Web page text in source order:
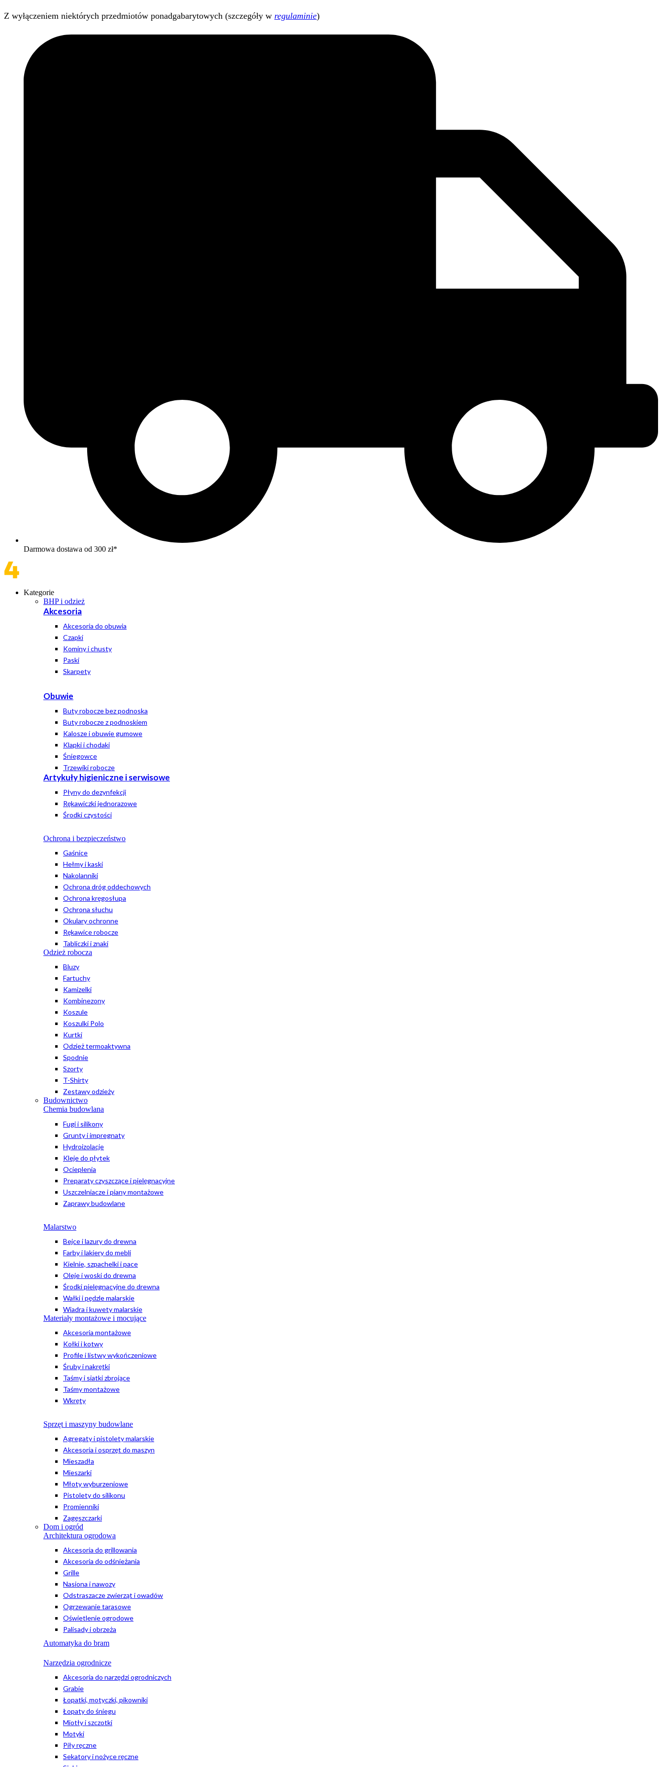
Z wyłączeniem niektórych przedmiotów ponadgabarytowych (szczegóły w regulaminie)
Darmowa dostawa od 300 zł*
Kategorie
BHP i odzież
Akcesoria
Akcesoria do obuwia
Czapki
Kominy i chusty
Paski
Skarpety
Obuwie
Buty robocze bez podnoska
Buty robocze z podnoskiem
Kalosze i obuwie gumowe
Klapki i chodaki
Śniegowce
Trzewiki robocze
Artykuły higieniczne i serwisowe
Płyny do dezynfekcji
Rękawiczki jednorazowe
Środki czystości
Ochrona i bezpieczeństwo
Gaśnice
Hełmy i kaski
Nakolanniki
Ochrona dróg oddechowych
Ochrona kręgosłupa
Ochrona słuchu
Okulary ochronne
Rękawice robocze
Tabliczki i znaki
Odzież robocza
Bluzy
Fartuchy
Kamizelki
Kombinezony
Koszule
Koszulki Polo
Kurtki
Odzież termoaktywna
Spodnie
Szorty
T-Shirty
Zestawy odzieży
Budownictwo
Chemia budowlana
Fugi i silikony
Grunty i impregnaty
Hydroizolacje
Kleje do płytek
Ocieplenia
Preparaty czyszczące i pielęgnacyjne
Uszczelniacze i piany montażowe
Zaprawy budowlane
Malarstwo
Bejce i lazury do drewna
Farby i lakiery do mebli
Kielnie, szpachelki i pace
Oleje i woski do drewna
Środki pielęgnacyjne do drewna
Wałki i pędzle malarskie
Wiadra i kuwety malarskie
Materiały montażowe i mocujące
Akcesoria montażowe
Kołki i kotwy
Profile i listwy wykończeniowe
Śruby i nakrętki
Taśmy i siatki zbrojące
Taśmy montażowe
Wkręty
Sprzęt i maszyny budowlane
Agregaty i pistolety malarskie
Akcesoria i osprzęt do maszyn
Mieszadła
Mieszarki
Młoty wyburzeniowe
Pistolety do silikonu
Promienniki
Zagęszczarki
Dom i ogród
Architektura ogrodowa
Akcesoria do grillowania
Akcesoria do odśnieżania
Grille
Nasiona i nawozy
Odstraszacze zwierząt i owadów
Ogrzewanie tarasowe
Oświetlenie ogrodowe
Palisady i obrzeża
Automatyka do bram
Narzędzia ogrodnicze
Akcesoria do narzędzi ogrodniczych
Grabie
Łopatki, motyczki, pikowniki
Łopaty do śniegu
Miotły i szczotki
Motyki
Piły ręczne
Sekatory i nożyce ręczne